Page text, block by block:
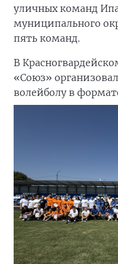
уличных команд
муниципального
пять команд.
В
«Союз»
волейболу в